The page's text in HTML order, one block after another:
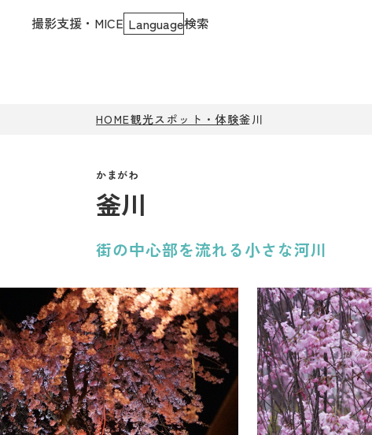
撮影支援・MICE Language検索
HOME観光スポット・体験釜川
釜川
街の中心部を流れる小さな河川